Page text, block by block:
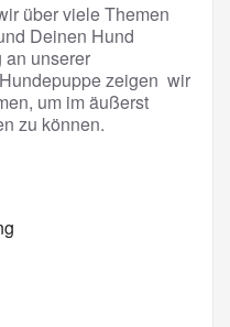
über viele Themen
Deinen Hund
an unserer
zeigen wir
um im äußerst
zu können.